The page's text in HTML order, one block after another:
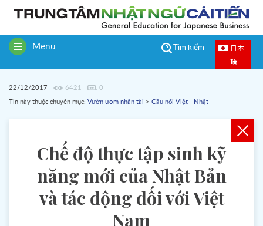
ToggleMenu
日本
語
Tìm kiếm
22/12/2017 6421 0
Tin này thuộc chuyên mục: Vườn ươm nhân tài > Cầu nối Việt - Nhật
Chế độ thực tập sinh kỹ
năng mới của Nhật Bản
và tác động đối với Việt
Nam